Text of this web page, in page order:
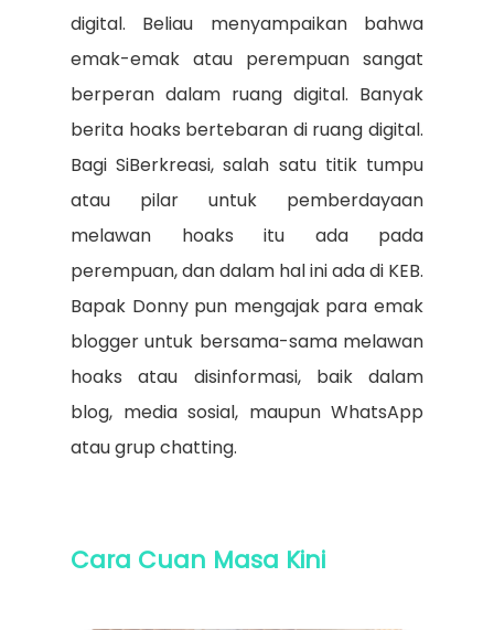
digital. Beliau menyampaikan bahwa
emak-emak atau perempuan sangat
berperan dalam ruang digital. Banyak
berita hoaks bertebaran di ruang digital.
Bagi SiBerkreasi, salah satu titik tumpu
atau pilar untuk pemberdayaan
melawan hoaks itu ada pada
perempuan, dan dalam hal ini ada di KEB.
Bapak Donny pun mengajak para emak
blogger untuk bersama-sama melawan
hoaks atau disinformasi, baik dalam
blog, media sosial, maupun WhatsApp
atau grup chatting.
Cara Cuan Masa Kini